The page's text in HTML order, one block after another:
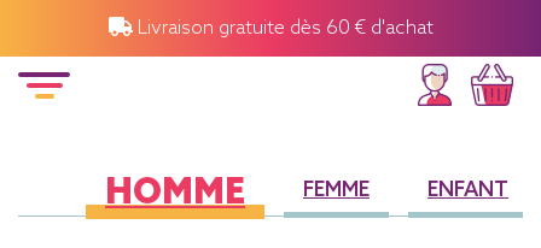
Livraison gratuite dès 60 € d'achat
HOMME FEMME ENFANT